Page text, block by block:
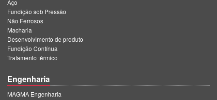
ES
MAGMA Turquia
EN
MAGMA China
Aço
Fundição sob Pressão
Não Ferrosos
Macharia
Desenvolvimento de produto
Fundição Contínua
Tratamento térmico
Engenharia
MAGMA Engenharia